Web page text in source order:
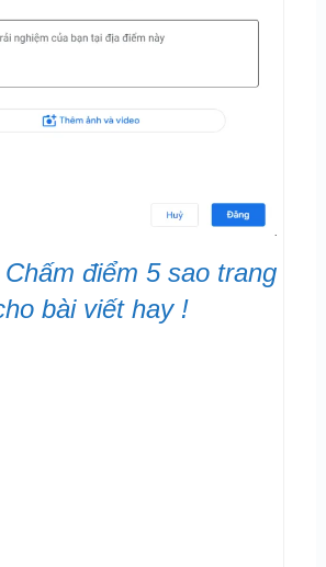
Chấm điểm 5 sao trang
bài viết hay !